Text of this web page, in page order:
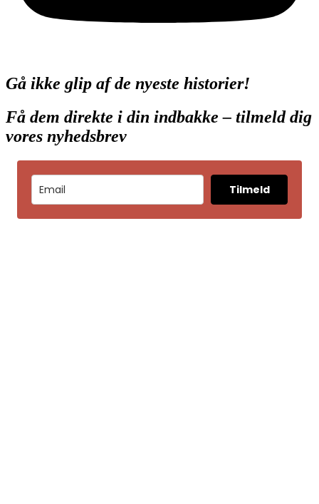
Gå ikke glip af de nyeste historier!
Få dem direkte i din indbakke – tilmeld dig
vores nyhedsbrev
Tilmeld